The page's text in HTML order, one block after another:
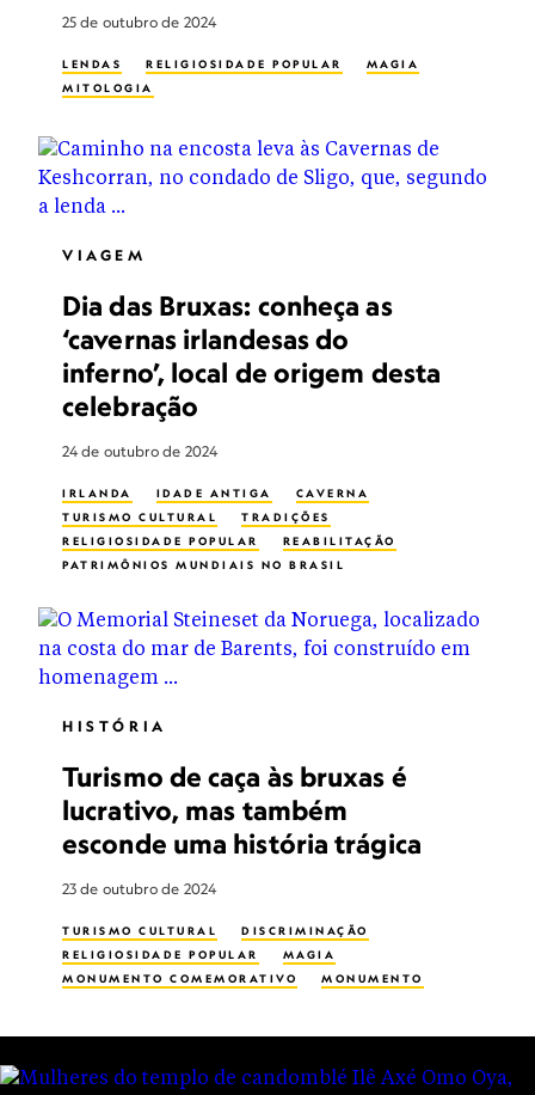
25 de outubro de 2024
LENDAS RELIGIOSIDADE POPULAR
MAGIA
MITOLOGIA
VIAGEM
Dia das Bruxas: conheça as
‘cavernas irlandesas do
inferno’, local de origem desta
celebração
24 de outubro de 2024
IRLANDA IDADE ANTIGA
CAVERNA
TURISMO CULTURAL
TRADIÇÕES
RELIGIOSIDADE POPULAR
REABILITAÇÃO
PATRIMÔNIOS MUNDIAIS NO BRASIL
HISTÓRIA
Turismo de caça às bruxas é
lucrativo, mas também
esconde uma história trágica
23 de outubro de 2024
TURISMO CULTURAL
DISCRIMINAÇÃO
RELIGIOSIDADE POPULAR
MAGIA
MONUMENTO COMEMORATIVO
MONUMENTO